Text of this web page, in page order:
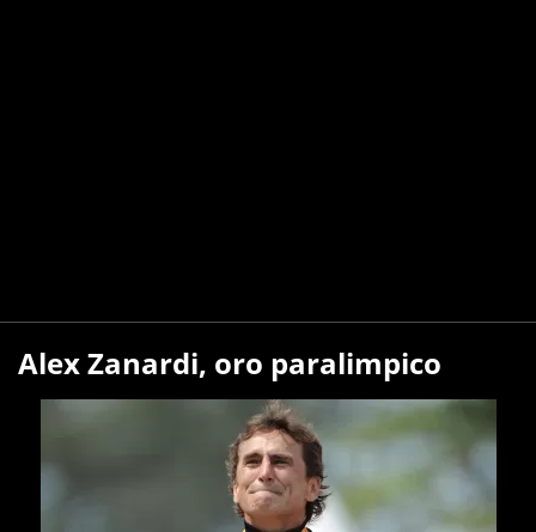
Alex Zanardi, oro paralimpico